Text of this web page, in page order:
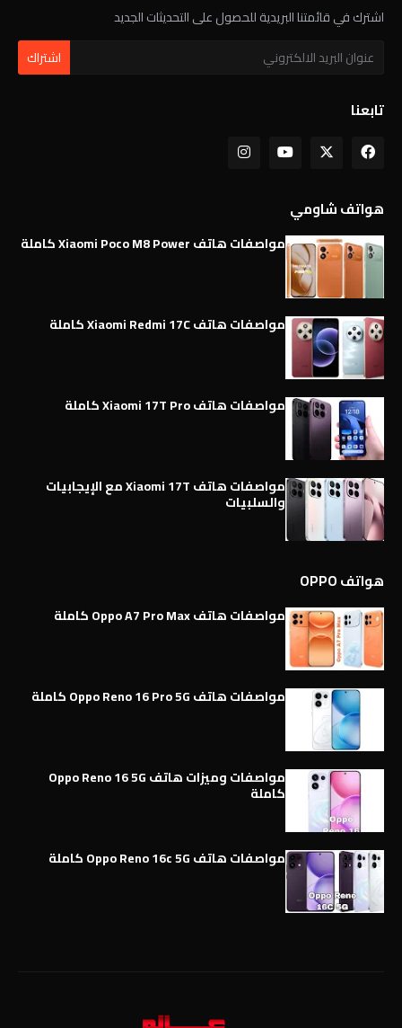
اشترك في قائمتنا البريدية للحصول على التحديثات الجديد
تابعنا
هواتف شاومي
مواصفات هاتف Xiaomi Poco M8 Power كاملة
مواصفات هاتف Xiaomi Redmi 17C كاملة
مواصفات هاتف Xiaomi 17T Pro كاملة
مواصفات هاتف Xiaomi 17T مع الإيجابيات
والسلبيات
هواتف OPPO
مواصفات هاتف Oppo A7 Pro Max كاملة
مواصفات هاتف Oppo Reno 16 Pro 5G كاملة
مواصفات وميزات هاتف Oppo Reno 16 5G
كاملة
مواصفات هاتف Oppo Reno 16c 5G كاملة